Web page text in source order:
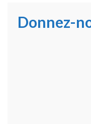
Donnez-